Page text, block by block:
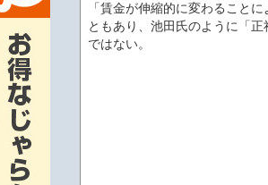
「賃金が伸縮的に変わること
ともあり、池田氏のように「
ではない。